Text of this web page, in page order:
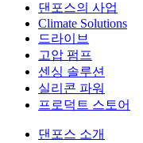
댄포스의 사업
Climate Solutions
드라이브
고압 펌프
센싱 솔루션
실리콘 파워
프로덕트 스토어
댄포스 소개